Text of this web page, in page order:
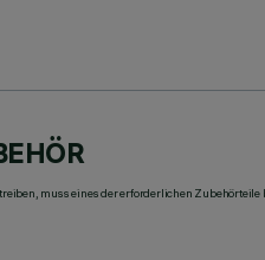
muss eines der erforderlichen Zubehörteile